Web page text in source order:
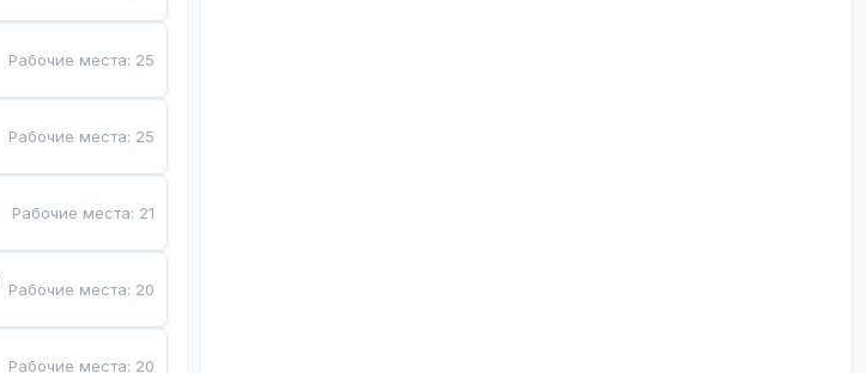
Рабочие места: 25
Рабочие места: 25
Рабочие места: 21
Рабочие места: 20
Рабочие места: 20